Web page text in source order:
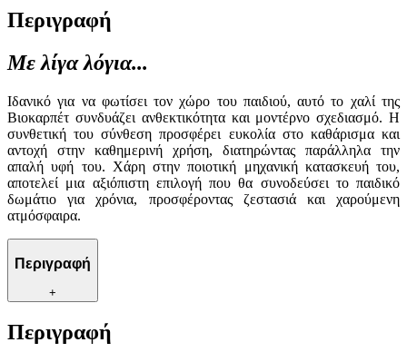
Περιγραφή
Με λίγα λόγια...
Ιδανικό για να φωτίσει τον χώρο του παιδιού, αυτό το χαλί της
Βιοκαρπέτ συνδυάζει ανθεκτικότητα και μοντέρνο σχεδιασμό. Η
συνθετική του σύνθεση προσφέρει ευκολία στο καθάρισμα και
αντοχή στην καθημερινή χρήση, διατηρώντας παράλληλα την
απαλή υφή του. Χάρη στην ποιοτική μηχανική κατασκευή του,
αποτελεί μια αξιόπιστη επιλογή που θα συνοδεύσει το παιδικό
δωμάτιο για χρόνια, προσφέροντας ζεστασιά και χαρούμενη
ατμόσφαιρα.
Περιγραφή
+
Περιγραφή